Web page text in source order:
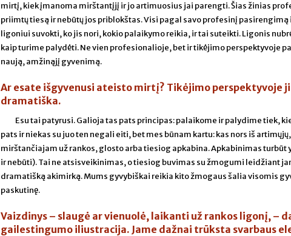
mirtį, kiek įmanoma mirštantįjį ir jo artimuosius jai parengti. Šias žinias
priimtų tiesą ir nebūtų jos priblokštas. Visi pagal savo profesinį
ligoniui suvokti, ko jis nori, kokio palaikymo reikia, ir tai suteikti. Ligonis
kaip turime palydėti. Ne vien profesionalioje, bet ir tikėjimo perspektyvoje
naują, amžinąjį gyvenimą.
Ar esate išgyvenusi ateisto mirtį? Tikėjimo perspektyvoje
dramatiška.
Esu tai patyrusi. Galioja tas pats principas: palaikome ir palydime tiek,
pats ir niekas su juo ten negali eiti, bet mes būnam kartu: kas nors iš
mirštančiajam už rankos, glosto arba tiesiog apkabina. Apkabinimas
ir nebūti). Tai ne atsisveikinimas, o tiesiog buvimas su žmogumi leidžiant
dramatišką akimirką. Mums gyvybiškai reikia kito žmogaus šalia visomis
paskutinę.
Vaizdinys – slaugė ar vienuolė, laikanti už rankos ligonį, –
gailestingumo iliustracija. Jame dažnai trūksta svarbaus